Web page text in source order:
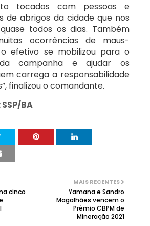
tocados com pessoas e
de abrigos da cidade que nos
todos os dias. Também
ocorrências de maus-
efetivo se mobilizou para o
campanha e ajudar os
carrega a responsabilidade
finalizou o comandante.
BA
MAIS RECENTES
Yamana e Sandro
Magalhães vencem o
Prêmio CBPM de
Mineração 2021
cinco